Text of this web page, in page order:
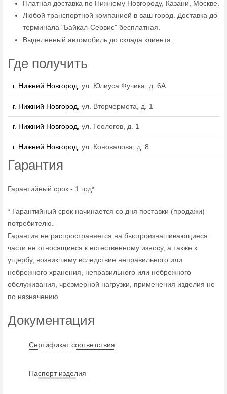
Платная доставка по Нижнему Новгороду, Казани, Москве.
Любой транспортной компанией в ваш город. Доставка до
терминала "Байкал-Сервис" бесплатная.
Выделенный автомобиль до склада клиента.
Где получить
г. Нижний Новгород, ул. Юлиуса Фучика, д. 6А
г. Нижний Новгород, ул. Вторчермета, д. 1
г. Нижний Новгород, ул. Геологов, д. 1
г. Нижний Новгород, ул. Коновалова, д. 8
Гарантия
Гарантийный срок - 1 год*
* Гарантийный срок начинается со дня поставки (продажи)
потребителю.
Гарантия не распространяется на быстроизнашивающиеся
части не относящиеся к естественному износу, а также к
ущербу, возникшему вследствие неправильного или
небрежного хранения, неправильного или небрежного
обслуживания, чрезмерной нагрузки, применения изделия не
по назначению.
Документация
Сертификат соответствия
Паспорт изделия